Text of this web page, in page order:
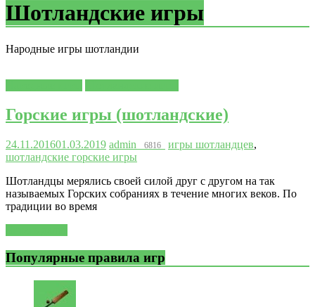
Шотландские игры
Народные игры шотландии
Горские игры (шотландские)
24.11.201601.03.2019 admin 6816 игры шотландцев,
шотландские горские игры
Шотландцы мерялись своей силой друг с другом на так
называемых Горских собраниях в течение многих веков. По
традиции во время
Популярные правила игр